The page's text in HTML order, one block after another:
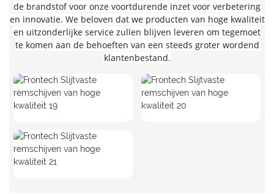
de brandstof voor onze voortdurende inzet voor verbetering
en innovatie. We beloven dat we producten van hoge kwaliteit
en uitzonderlijke service zullen blijven leveren om tegemoet
te komen aan de behoeften van een steeds groter wordend
klantenbestand.